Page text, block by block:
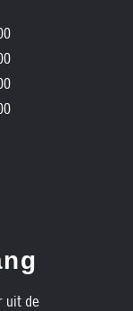
uit de